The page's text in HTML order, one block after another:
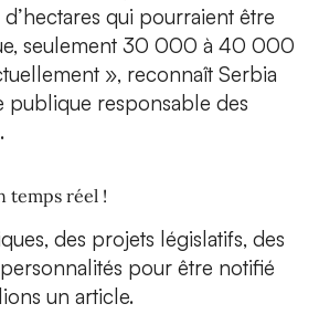
qui pourraient être
seulement 30 000 à 40 000
», reconnaît Serbia
publique responsable des
temps réel !
des projets législatifs, des
pour être notifié
un article.